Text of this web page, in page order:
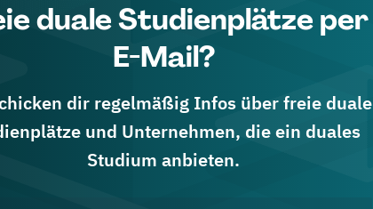
duale Studienplätze per
E-Mail?
dir regelmäßig Infos über freie duale
und Unternehmen, die ein duales
Studium anbieten.